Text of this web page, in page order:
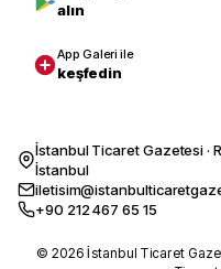
alın
App Galeri ile
keşfedin
İstanbul Ticaret Gazetesi ·
İstanbul
+90 212 467 65 15
© 2026 İstanbul Ticaret